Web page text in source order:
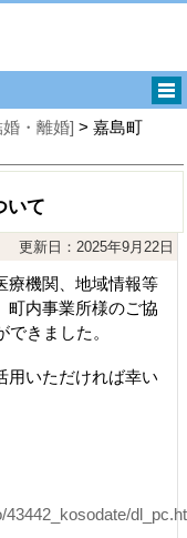
婚・離婚] > 嘉島町
いて
更新日：2025年9月22日
機関、地域情報等
町内事業所様のご協
きました。
いただければ幸い